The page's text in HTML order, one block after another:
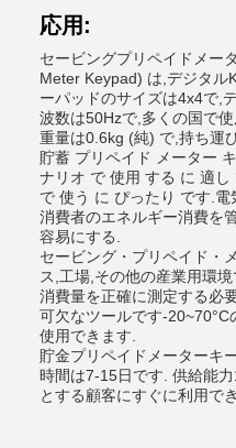
応用:
セービングプリペイドメー
Meter Keypad) は,デジタル
ーパッドのサイズは4x4で,
波数は50Hzで,多くの国で
重量は0.6kg (純) で,持ち運
貯蓄 プリペイド メーター
ナリオ で 使用 する に 適
で 使う に ぴったり です.
消費者のエネルギー消費を
容易にする.
セービング・プリペイド・
ス,工場,その他の産業用環
消費量を正確に測定する必
可欠なツールです-
使用できます.
貯金プリペイドメーターキ
時間は7-15日です. 供給能
とする顧客にすぐに利用でき